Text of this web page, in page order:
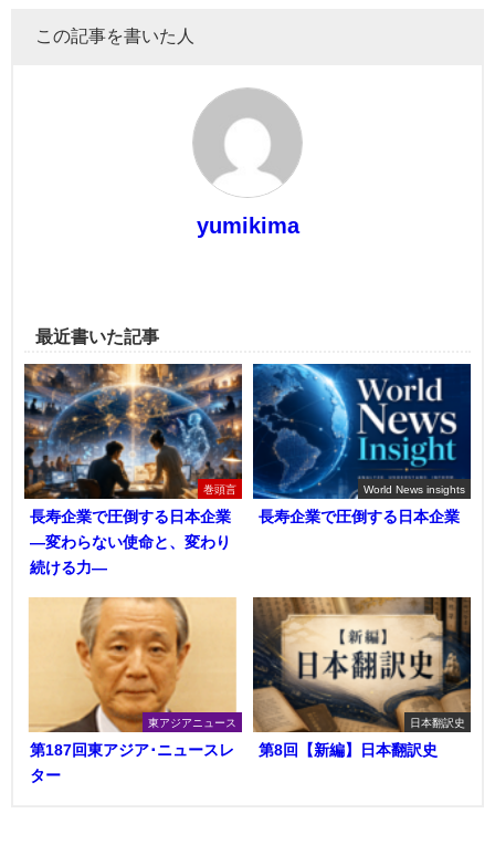
この記事を書いた人
yumikima
最近書いた記事
巻頭言
長寿企業で圧倒する日本企業
―変わらない使命と、変わり
続ける力―
World News insights
長寿企業で圧倒する日本企業
東アジアニュース
第187回東アジア･ニュースレ
ター
日本翻訳史
第8回【新編】日本翻訳史